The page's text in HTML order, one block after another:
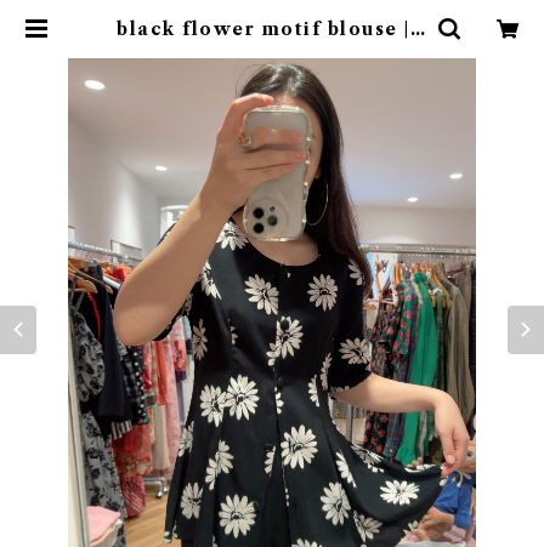
black flower motif blouse | r